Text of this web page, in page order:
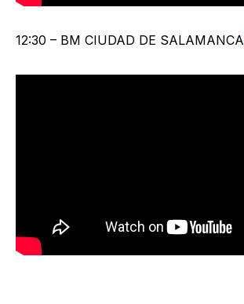
12:30 – BM CIUDAD DE SALAMANCA